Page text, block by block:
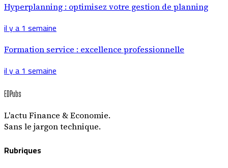
Hyperplanning : optimisez votre gestion de planning
il y a 1 semaine
Formation service : excellence professionnelle
il y a 1 semaine
EDPubs
L'actu Finance & Economie.
Sans le jargon technique.
Rubriques